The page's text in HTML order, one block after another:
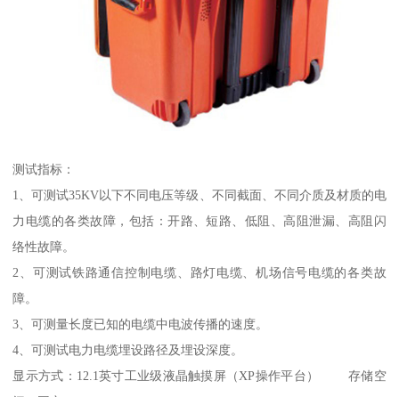
测试指标：
1、可测试35KV以下不同电压等级、不同截面、不同介质及材质的电
力电缆的各类故障，包括：开路、短路、低阻、高阻泄漏、高阻闪
络性故障。
2、可测试铁路通信控制电缆、路灯电缆、机场信号电缆的各类故
障。
3、可测量长度已知的电缆中电波传播的速度。
4、可测试电力电缆埋设路径及埋设深度。
显示方式：12.1英寸工业级液晶触摸屏（XP操作平台） 存储空